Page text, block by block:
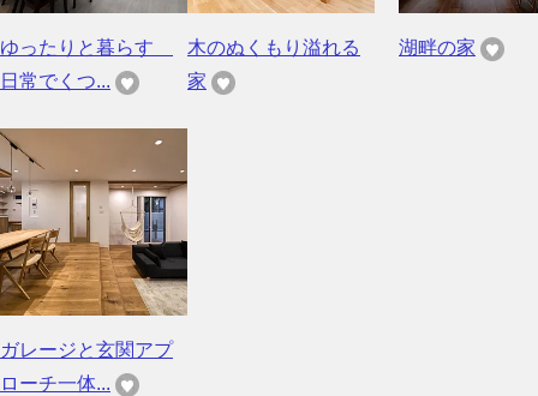
ゆったりと暮らす
日常でくつ...
木のぬくもり溢れる
家
湖畔の家
ガレージと玄関アプ
ローチ一体...